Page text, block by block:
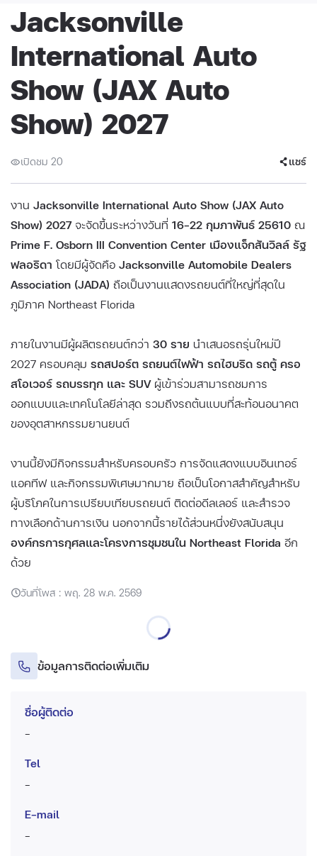
Jacksonville
International Auto
Show (JAX Auto
Show) 2027
เปิดชม 20 แชร์
งาน Jacksonville International Auto Show (JAX Auto
Show) 2027จะจัดขึ้นระหว่างวันที่ 16–22 กุมภาพันธ์ 25610 ณ
Prime F. Osborn III Convention Center เมืองแจ็กสันวิลล์ รัฐ
ฟลอริดา โดยมีผู้จัดคือ Jacksonville Automobile Dealers
Association (JADA) ถือเป็นงานแสดงรถยนต์ที่ใหญ่ที่สุดใน
ภูมิภาค Northeast Florida
ภายในงานมีผู้ผลิตรถยนต์กว่า 30 ราย นำเสนอรถรุ่นใหม่ปี
2027 ครอบคลุม รถสปอร์ต รถยนต์ไฟฟ้า รถไฮบริด รถตู้ ครอ
สโอเวอร์ รถบรรทุก และ SUVผู้เข้าร่วมสามารถชมการ
ออกแบบและเทคโนโลยีล่าสุด รวมถึงรถต้นแบบที่สะท้อนอนาคต
ของอุตสาหกรรมยานยนต์
งานนี้ยังมีกิจกรรมสำหรับครอบครัว การจัดแสดงแบบอินเทอร์
แอคทีฟ และกิจกรรมพิเศษมากมาย ถือเป็นโอกาสสำคัญสำหรับ
ผู้บริโภคในการเปรียบเทียบรถยนต์ ติดต่อดีลเลอร์ และสำรวจ
ทางเลือกด้านการเงิน นอกจากนี้รายได้ส่วนหนึ่งยังสนับสนุน
องค์กรการกุศลและโครงการชุมชนใน Northeast Florida อีก
ด้วย
วันที่โพส : พฤ. 28 พ.ค. 2569
ข้อมูลการติดต่อเพิ่มเติม
ชื่อผู้ติดต่อ
-
Tel
-
E-mail
-